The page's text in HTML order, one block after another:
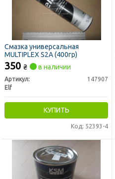
Смазка универсальная
MULTIPLEX S2A (400гр)
350 ₴ в наличии
Артикул:
147907
Elf
КУПИТЬ
Код: 52393-4